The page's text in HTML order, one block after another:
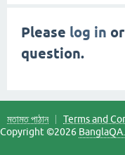
Please log in or
question.
মতামত পাঠান
Terms and
Copyright ©2026